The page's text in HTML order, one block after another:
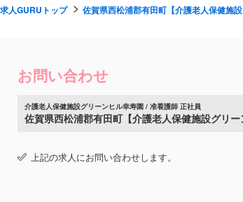
求人GURUトップ 佐賀県西松浦郡有田町【介護老人保健施
お問い合わせ
介護老人保健施設グリーンヒル幸寿園 / 准看護師 正社員
佐賀県西松浦郡有田町【介護老人保健施設グリ
上記の求人にお問い合わせします。